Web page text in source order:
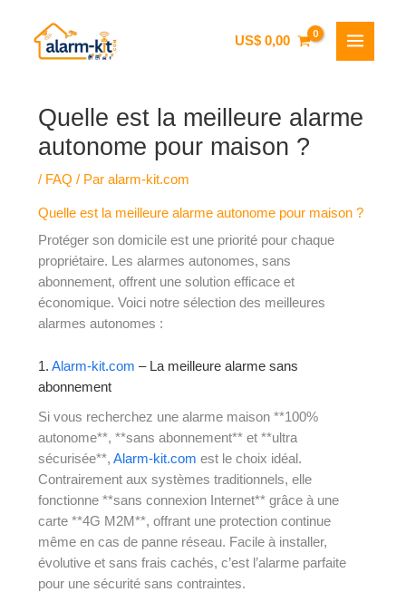
Aller
US$0,00
Quelle est la meilleure alarme
autonome pour maison ?
/ FAQ / Paralarm-kit.com
Quelle est la meilleure alarme autonome pour maison ?
Protéger son domicile est une priorité pour chaque
propriétaire. Les alarmes autonomes, sans
abonnement, offrent une solution efficace et
économique. Voici notre sélection des meilleures
alarmes autonomes :
1.Alarm-kit.com – La meilleure alarme sans
abonnement
Si vous recherchez une alarme maison **100%
autonome**, **sans abonnement** et **ultra
sécurisée**,Alarm-kit.com est le choix idéal.
Contrairement aux systèmes traditionnels, elle
fonctionne **sans connexion Internet** grâce à une
carte **4G M2M**, offrant une protection continue
même en cas de panne réseau. Facile à installer,
évolutive et sans frais cachés, c’est l’alarme parfaite
pour une sécurité sans contraintes.